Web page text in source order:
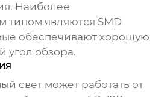
Наиболее
типом являются SMD
обеспечивают хорошую
угол обзора.
свет может работать от